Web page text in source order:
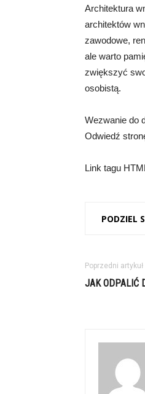
Architektura
architektów
zawodowe,
ale warto
zwiększyć
osobistą.
Wezwanie do
Odwiedź
Link tagu
PODZIEL
Poprzedni artykuł
JAK ODPALIĆ